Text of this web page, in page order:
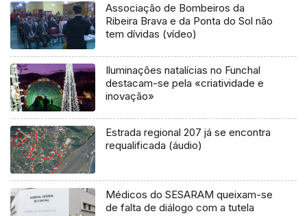
Associação de Bombeiros da
Ribeira Brava e da Ponta do Sol não
tem dívidas (vídeo)
Iluminações natalícias no Funchal
destacam-se pela «criatividade e
inovação»
Estrada regional 207 já se encontra
requalificada (áudio)
Médicos do SESARAM queixam-se
de falta de diálogo com a tutela